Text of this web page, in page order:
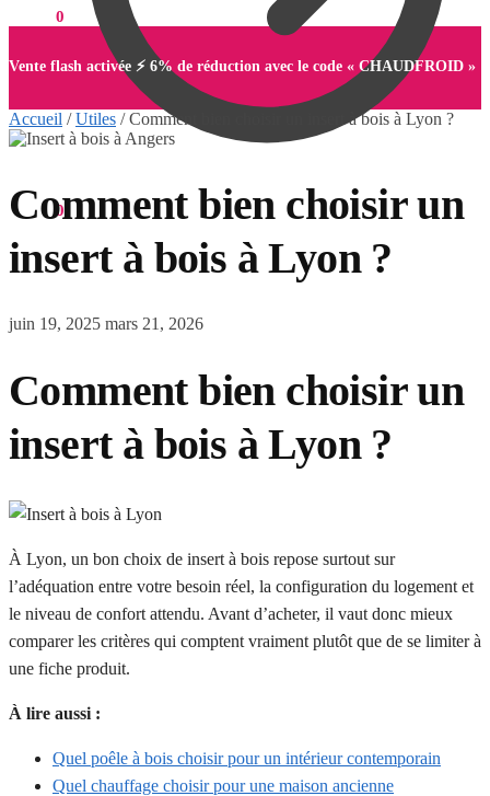
0,00 € 0
0
Vente flash activée ⚡ 6% de réduction avec le code « CHAUDFROID »
Accueil /Utiles /Comment bien choisir un insert à bois à Lyon ?
Comment bien choisir un
insert à bois à Lyon ?
juin 19, 2025 mars 21, 2026
Comment bien choisir un
insert à bois à Lyon ?
À Lyon, un bon choix de insert à bois repose surtout sur
l’adéquation entre votre besoin réel, la configuration du logement et
le niveau de confort attendu. Avant d’acheter, il vaut donc mieux
comparer les critères qui comptent vraiment plutôt que de se limiter à
une fiche produit.
À lire aussi :
Quel poêle à bois choisir pour un intérieur contemporain
Quel chauffage choisir pour une maison ancienne